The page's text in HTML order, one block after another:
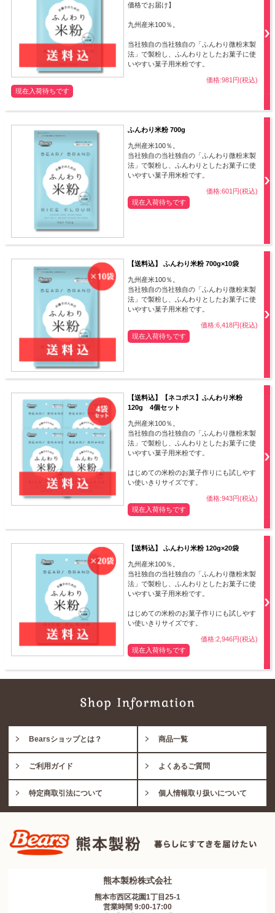
価格でお届け】
九州産米100％。
当社独自の当社独自の「ふんわり微粉末製
法」で製粉し、ふんわりとしたお菓子に使
いやすい菓子用米粉です。
価格:981円(税込)
現在入荷待ちです
ふんわり米粉 700g
九州産米100％。
当社独自の当社独自の「ふんわり微粉末製
法」で製粉し、ふんわりとしたお菓子に使
いやすい菓子用米粉です。
価格:601円(税込)
現在入荷待ちです
【送料込】 ふんわり米粉 700g×10袋
九州産米100％。
当社独自の当社独自の「ふんわり微粉末製
法」で製粉し、ふんわりとしたお菓子に使
いやすい菓子用米粉です。
価格:6,418円(税込)
現在入荷待ちです
【送料込】【ネコポス】ふんわり米粉
120g 4個セット
九州産米100％。
当社独自の当社独自の「ふんわり微粉末製
法」で製粉し、ふんわりとしたお菓子に使
いやすい菓子用米粉です。
はじめての米粉のお菓子作りにも試しやす
い使いきりサイズです。
価格:943円(税込)
現在入荷待ちです
【送料込】 ふんわり米粉 120g×20袋
九州産米100％。
当社独自の当社独自の「ふんわり微粉末製
法」で製粉し、ふんわりとしたお菓子に使
いやすい菓子用米粉です。
はじめての米粉のお菓子作りにも試しやす
い使いきりサイズです。
価格:2,946円(税込)
現在入荷待ちです
Bearsショップとは？ 商品一覧
ご利用ガイド よくあるご質問
特定商取引法について 個人情報取り扱いについて
熊本製粉株式会社
熊本市西区花園1丁目25-1
営業時間 9:00-17:00